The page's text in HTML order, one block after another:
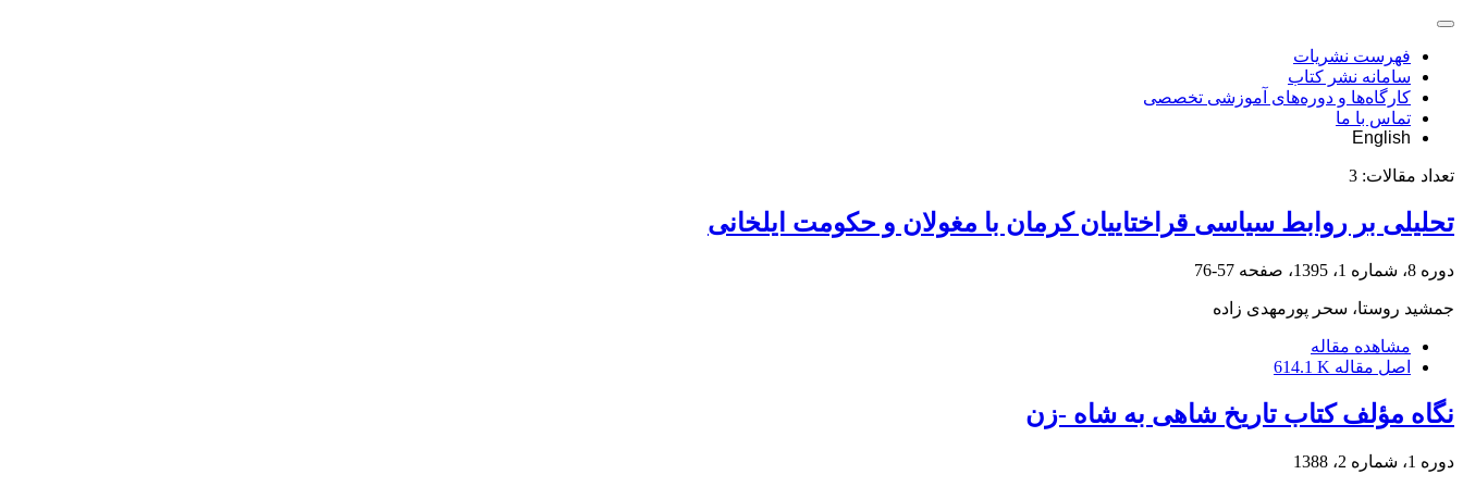
فهرست نشریات
سامانه نشر کتاب
کارگاه‌ها و دوره‌های آموزشی تخصصی
تماس با ما
English
تعداد مقالات: 3
تحلیلی بر روابط سیاسی قراختاییان کرمان با مغولان و حکومت ایلخانی
دوره 8، شماره 1، 1395، صفحه 57-76
جمشید روستا، سحر پورمهدی زاده
مشاهده مقاله
اصل مقاله 614.1 K
نگاه مؤلف کتاب تاریخ شاهی به شاه -زن
دوره 1، شماره 2، 1388